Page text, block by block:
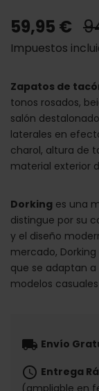
59,95 €
Impuestos
Zapatos de
tonos rosados,
salón
laterales en
charol, altura de
material exterior
Dorking es una
distingue por su
y el diseño
mercado,
que se adaptan
modelos
local_shipping Envío
schedule Entrega
(ampliable en